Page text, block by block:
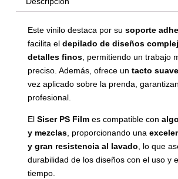
Este vinilo destaca por su soporte
facilita el depilado de diseños
detalles finos, permitiendo un trabajo
preciso. Además, ofrece un tacto
vez aplicado sobre la prenda,
profesional.
El Siser PS Filmes compatible con
y mezclas, proporcionando una
y gran resistencia al lavado, lo que
durabilidad de los diseños con el uso y
tiempo.